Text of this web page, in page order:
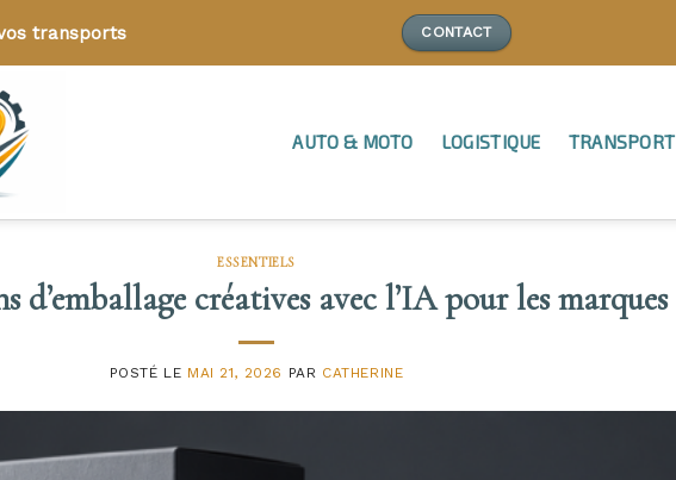
transports CONTACT
AUTO & MOTO LOGISTIQUE TRANSPORT
ESSENTIELS
d’emballage créatives avec l’IA pour les marques
POSTÉ LE MAI 21, 2026 PAR CATHERINE